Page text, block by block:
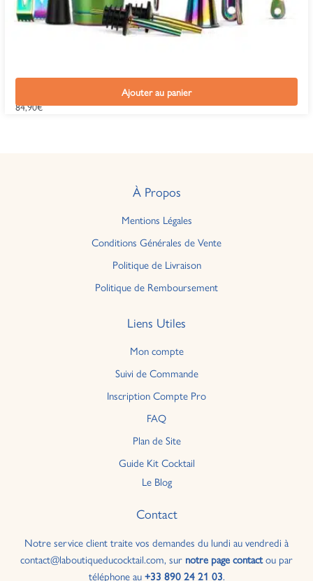
Kit Cocktail Shaker Boston Chrome
84,90€
Ajouter au panier
À Propos
Mentions Légales
Conditions Générales de Vente
Politique de Livraison
Politique de Remboursement
Liens Utiles
Mon compte
Suivi de Commande
Inscription Compte Pro
FAQ
Plan de Site
Guide Kit Cocktail
Le Blog
Contact
Notre service client traite vos demandes du lundi au vendredi à
contact@laboutiqueducocktail.com, sur notre page contactou par
téléphone au+33 890 24 21 03.